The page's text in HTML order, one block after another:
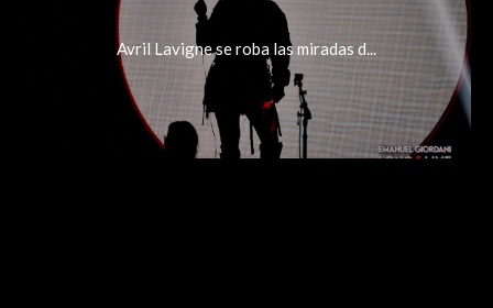
Avril Lavigne se roba las miradas d...